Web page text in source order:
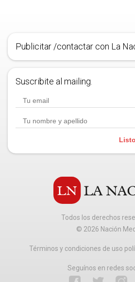
Publicitar /contactar con La
Suscribite al mailing.
Todos los derechos
© 2026 Nación
Términos y condiciones de uso
Seguínos en redes